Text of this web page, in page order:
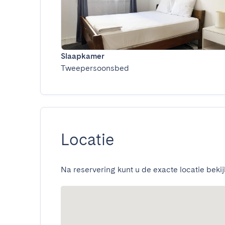
Slaapkamer
Tweepersoonsbed
Locatie
Na reservering kunt u de exacte locatie